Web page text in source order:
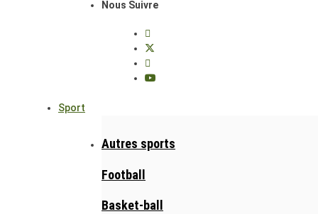
Nous Suivre
Sport
Autres sports
Football
Basket-ball